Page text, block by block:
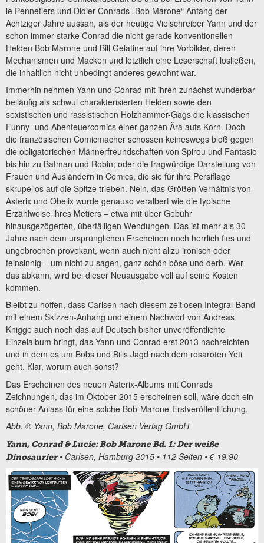
le Pennetiers und Didier Conrads „Bob Marone“ Anfang der
Achtziger Jahre aussah, als der heutige Vielschreiber Yann und der
schon immer starke Conrad die nicht gerade konventionellen
Helden Bob Marone und Bill Gelatine auf ihre Vorbilder, deren
Mechanismen und Macken und letztlich eine Leserschaft losließen,
die inhaltlich nicht unbedingt anderes gewohnt war.
Immerhin nehmen Yann und Conrad mit ihren zunächst wunderbar
beiläufig als schwul charakterisierten Helden sowie den
sexistischen und rassistischen Holzhammer-Gags die klassischen
Funny- und Abenteuercomics einer ganzen Ära aufs Korn. Doch
die französischen Comicmacher schossen keineswegs bloß gegen
die obligatorischen Männerfreundschaften von Spirou und Fantasio
bis hin zu Batman und Robin; oder die fragwürdige Darstellung von
Frauen und Ausländern in Comics, die sie für ihre Persiflage
skrupellos auf die Spitze trieben. Nein, das Größen-Verhältnis von
Asterix und Obelix wurde genauso veralbert wie die typische
Erzählweise ihres Metiers – etwa mit über Gebühr
hinausgezögerten, überfälligen Wendungen. Das ist mehr als 30
Jahre nach dem ursprünglichen Erscheinen noch herrlich fies und
ungebrochen provokant, wenn auch nicht allzu ironisch oder
feinsinnig – um nicht zu sagen, ganz schön böse und derb. Wer
das abkann, wird bei dieser Neuausgabe voll auf seine Kosten
kommen.
Bleibt zu hoffen, dass Carlsen nach diesem zeitlosen Integral-Band
mit einem Skizzen-Anhang und einem Nachwort von Andreas
Knigge auch noch das auf Deutsch bisher unveröffentlichte
Einzelalbum bringt, das Yann und Conrad erst 2013 nachreichten
und in dem es um Bobs und Bills Jagd nach dem rosaroten Yeti
geht. Klar, worum auch sonst?
Das Erscheinen des neuen Asterix-Albums mit Conrads
Zeichnungen, das im Oktober 2015 erscheinen soll, wäre doch ein
schöner Anlass für eine solche Bob-Marone-Erstveröffentlichung.
Abb. © Yann, Bob Marone, Carlsen Verlag GmbH
Yann, Conrad & Lucie: Bob Marone Bd. 1: Der weiße
Dinosaurier• Carlsen, Hamburg 2015 • 112 Seiten • € 19,90